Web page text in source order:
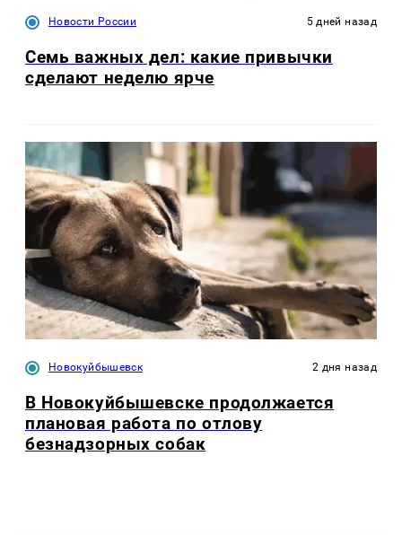
Новости России 5 дней назад
Семь важных дел: какие привычки
сделают неделю ярче
Новокуйбышевск 2 дня назад
В Новокуйбышевске продолжается
плановая работа по отлову
безнадзорных собак